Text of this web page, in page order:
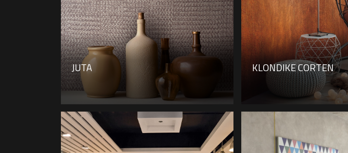
JUTA KLONDIKE CORTEN